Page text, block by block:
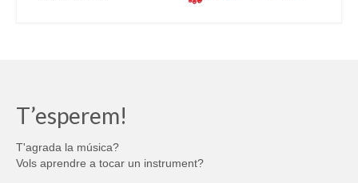
T’esperem!
T'agrada la música?
Vols aprendre a tocar un instrument?